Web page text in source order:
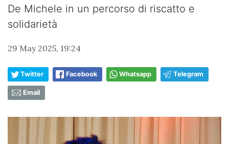
De Michele in un percorso di riscatto e
solidarietà
29 May 2025, 19:24
Twitter Facebook Whatsapp Telegram
Email